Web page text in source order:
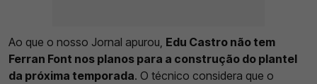
Ao que o nosso Jornal apurou, Edu Castro não tem
Ferran Font nos planos para a construção do plantel
da próxima temporada. O técnico considera que o